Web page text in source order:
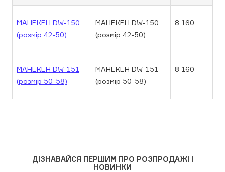
МАНЕКЕН DW-150
(розмір 42-50)
МАНЕКЕН DW-150
(розмір 42-50)
8 160
МАНЕКЕН DW-151
(розмір 50-58)
МАНЕКЕН DW-151
(розмір 50-58)
8 160
ДІЗНАВАЙСЯ ПЕРШИМ ПРО РОЗПРОДАЖІ І
НОВИНКИ